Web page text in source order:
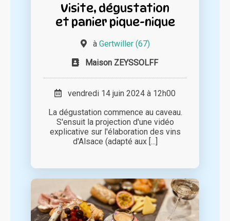
Visite, dégustation
et panier pique-nique
à Gertwiller (67)
Maison ZEYSSOLFF
vendredi 14 juin 2024 à 12h00
La dégustation commence au caveau.
S'ensuit la projection d'une vidéo
explicative sur l'élaboration des vins
d'Alsace (adapté aux [...]